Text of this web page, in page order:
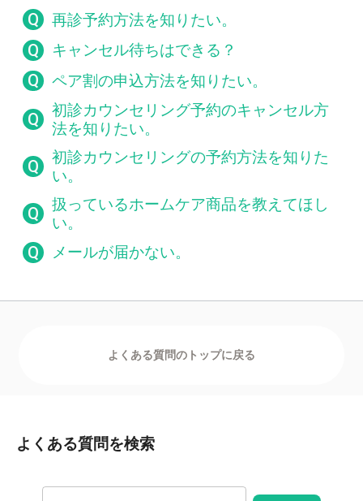
Q 再診予約方法を知りたい。
Q キャンセル待ちはできる？
Q ペア割の申込方法を知りたい。
Q
初診カウンセリング予約のキャンセル方
法を知りたい。
Q
初診カウンセリングの予約方法を知りた
い。
Q
扱っているホームケア商品を教えてほし
い。
Q メールが届かない。
よくある質問を検索